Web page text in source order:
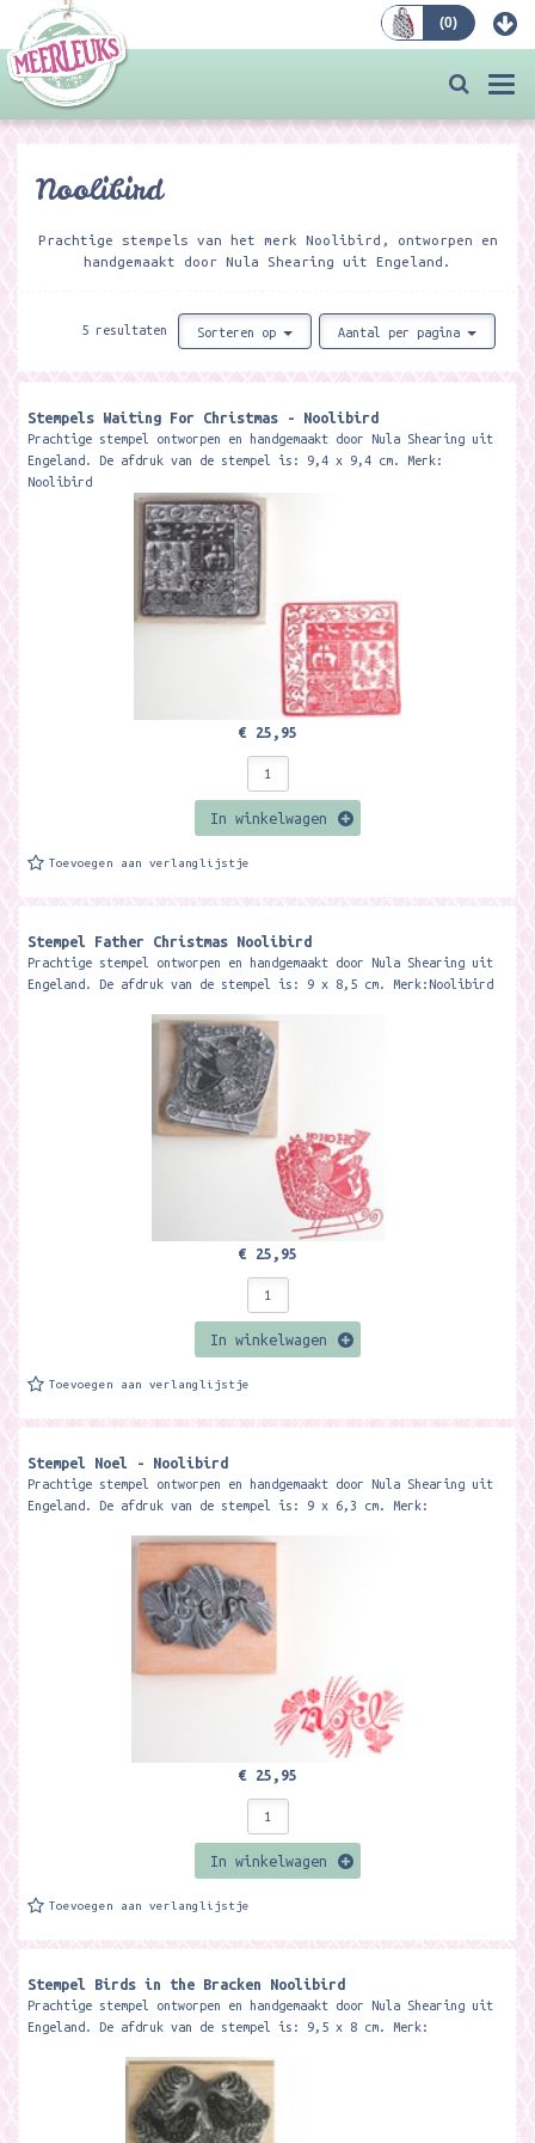
(0)
Noolibird
Prachtige stempels van het merk Noolibird, ontworpen en
handgemaakt door Nula Shearing uit Engeland.
5 resultaten Sorteren op Aantal per pagina
Stempels Waiting For Christmas - Noolibird
Prachtige stempel ontworpen en handgemaakt door Nula Shearing uit
Engeland. De afdruk van de stempel is: 9,4 x 9,4 cm. Merk:
Noolibird
€ 25,95
In winkelwagen
Toevoegen aan verlanglijstje
Stempel Father Christmas Noolibird
Prachtige stempel ontworpen en handgemaakt door Nula Shearing uit
Engeland. De afdruk van de stempel is: 9 x 8,5 cm. Merk:Noolibird
€ 25,95
In winkelwagen
Toevoegen aan verlanglijstje
Stempel Noel - Noolibird
Prachtige stempel ontworpen en handgemaakt door Nula Shearing uit
Engeland. De afdruk van de stempel is: 9 x 6,3 cm. Merk:
€ 25,95
In winkelwagen
Toevoegen aan verlanglijstje
Stempel Birds in the Bracken Noolibird
Prachtige stempel ontworpen en handgemaakt door Nula Shearing uit
Engeland. De afdruk van de stempel is: 9,5 x 8 cm. Merk: